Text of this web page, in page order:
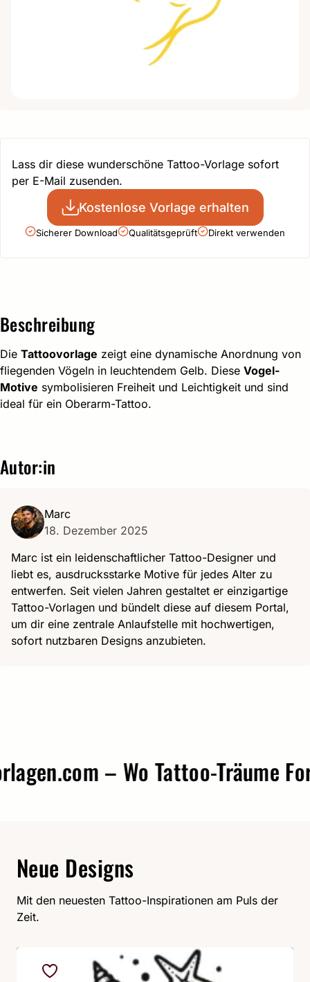
Lass dir diese wunderschöne Tattoo-Vorlage sofort
per E-Mail zusenden.
Kostenlose Vorlage erhalten
Sicherer Download Qualitätsgeprüft Direkt verwenden
Beschreibung
Die Tattoovorlage zeigt eine dynamische Anordnung von
fliegenden Vögeln in leuchtendem Gelb. Diese Vogel-
Motive symbolisieren Freiheit und Leichtigkeit und sind
ideal für ein Oberarm-Tattoo.
Autor:in
Marc
18. Dezember 2025
Marc ist ein leidenschaftlicher Tattoo-Designer und
liebt es, ausdrucksstarke Motive für jedes Alter zu
entwerfen. Seit vielen Jahren gestaltet er einzigartige
Tattoo-Vorlagen und bündelt diese auf diesem Portal,
um dir eine zentrale Anlaufstelle mit hochwertigen,
sofort nutzbaren Designs anzubieten.
– Wo Tattoo-Träume Form
Neue Designs
Mit den neuesten Tattoo-Inspirationen am Puls der
Zeit.